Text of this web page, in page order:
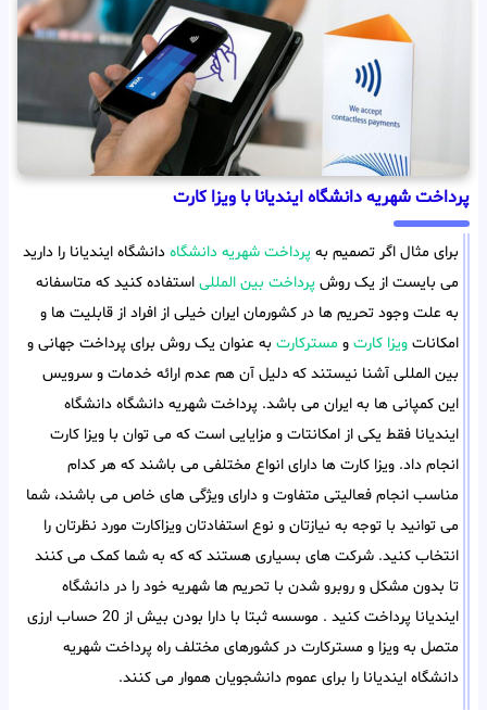
پرداخت شهریه دانشگاه ایندیانا با ویزا کارت
برای مثال اگر تصمیم به پرداخت شهریه دانشگاه دانشگاه ایندیانا را دارید
می بایست از یک روش پرداخت بین المللی استفاده کنید که متاسفانه
به علت وجود تحریم ها در کشورمان ایران خیلی از افراد از قابلیت ها و
امکانات ویزا کارت و مسترکارت به عنوان یک روش برای پرداخت جهانی و
بین المللی آشنا نیستند که دلیل آن هم عدم ارائه خدمات و سرویس
این کمپانی ها به ایران می باشد. پرداخت شهریه دانشگاه دانشگاه
ایندیانا فقط یکی از امکانتات و مزایایی است که می توان با ویزا کارت
انجام داد. ویزا کارت ها دارای انواع مختلفی می باشند که هر کدام
مناسب انجام فعالیتی متفاوت و دارای ویژگی های خاص می باشند، شما
می توانید با توجه به نیازتان و نوع استفادتان ویزاکارت مورد نظرتان را
انتخاب کنید. شرکت های بسیاری هستند که که به شما کمک می کنند
تا بدون مشکل و روبرو شدن با تحریم ها شهریه خود را در دانشگاه
ایندیانا پرداخت کنید . موسسه ثبتا با دارا بودن بیش از 20 حساب ارزی
متصل به ویزا و مسترکارت در کشورهای مختلف راه پرداخت شهریه
دانشگاه ایندیانا را برای عموم دانشجویان هموار می کنند.